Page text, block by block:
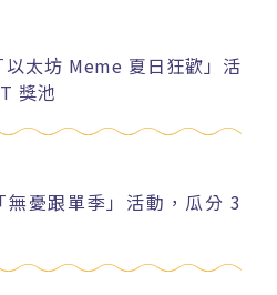
太坊 Meme 夏日狂歡」活
獎池
無憂跟單季」活動，瓜分 3